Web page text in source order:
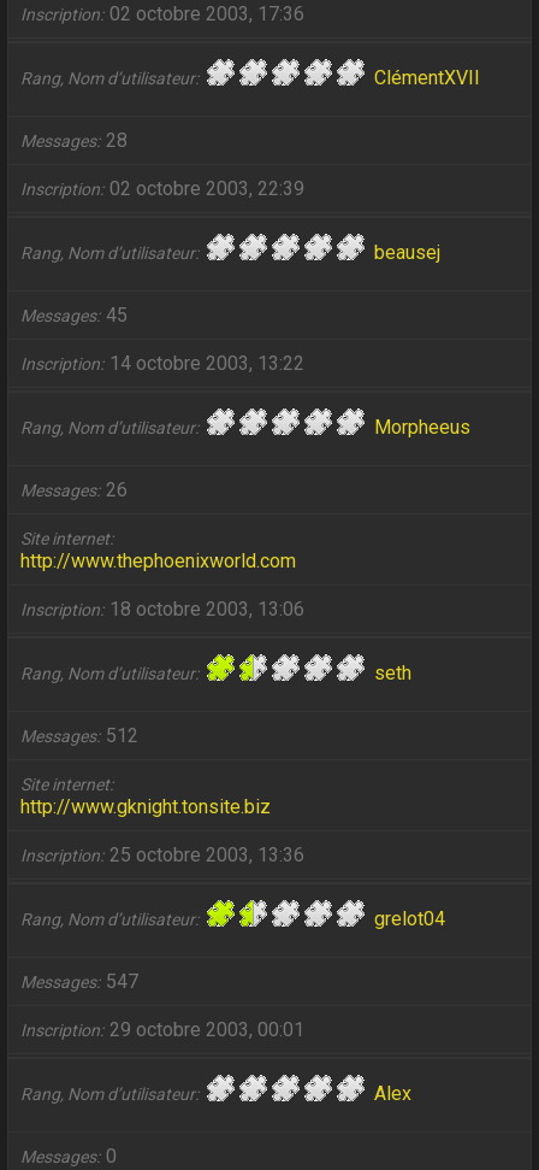
Inscription 02 octobre 2003, 17:36
Rang, Nom d’utilisateur ClémentXVII
Messages 28
Inscription 02 octobre 2003, 22:39
Rang, Nom d’utilisateur beausej
Messages 45
Inscription 14 octobre 2003, 13:22
Rang, Nom d’utilisateur Morpheeus
Messages 26
Site internet
http://www.thephoenixworld.com
Inscription 18 octobre 2003, 13:06
Rang, Nom d’utilisateur seth
Messages 512
Site internet
http://www.gknight.tonsite.biz
Inscription 25 octobre 2003, 13:36
Rang, Nom d’utilisateur grelot04
Messages 547
Inscription 29 octobre 2003, 00:01
Rang, Nom d’utilisateur Alex
Messages 0